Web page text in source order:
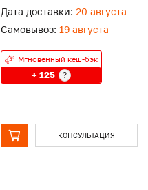
Дата доставки: 20 августа
Самовывоз: 19 августа
Мгновенный кеш-бэк
+ 125 ?
КОНСУЛЬТАЦИЯ